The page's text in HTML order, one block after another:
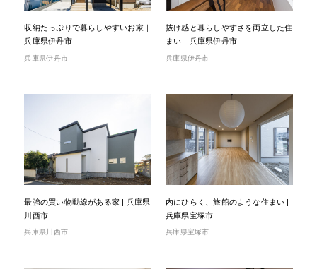
収納たっぷりで暮らしやすいお家｜
兵庫県伊丹市
兵庫県伊丹市
抜け感と暮らしやすさを両立した住
まい｜兵庫県伊丹市
兵庫県伊丹市
最強の買い物動線がある家 | 兵庫県
川西市
兵庫県川西市
内にひらく、旅館のような住まい |
兵庫県宝塚市
兵庫県宝塚市